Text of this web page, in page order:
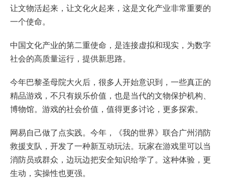
让文物活起来，让文化火起来，这是文化产业非常重要的
一个使命。
中国文化产业的第二重使命，是连接虚拟和现实，为数字
社会的高质量运行，提供新思路。
今年巴黎圣母院大火后，很多人开始意识到，一些真正的
精品游戏，不只有娱乐价值，也是当代的文物保护机构、
博物馆。游戏的社会价值，值得更多讨论，更多探索。
网易自己做了点实践。今年，《我的世界》联合广州消防
救援支队，开发了一种新互动玩法。玩家在游戏里可以当
消防员或群众，边玩边把安全知识给学了。这种体验，更
生动，实操性也更强。